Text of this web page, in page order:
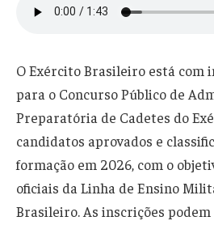
O Exército Brasileiro está com
para o Concurso Público de
Preparatória de Cadetes do
candidatos aprovados e
formação em 2026, com o
oficiais da Linha de Ensino
Brasileiro. As inscrições